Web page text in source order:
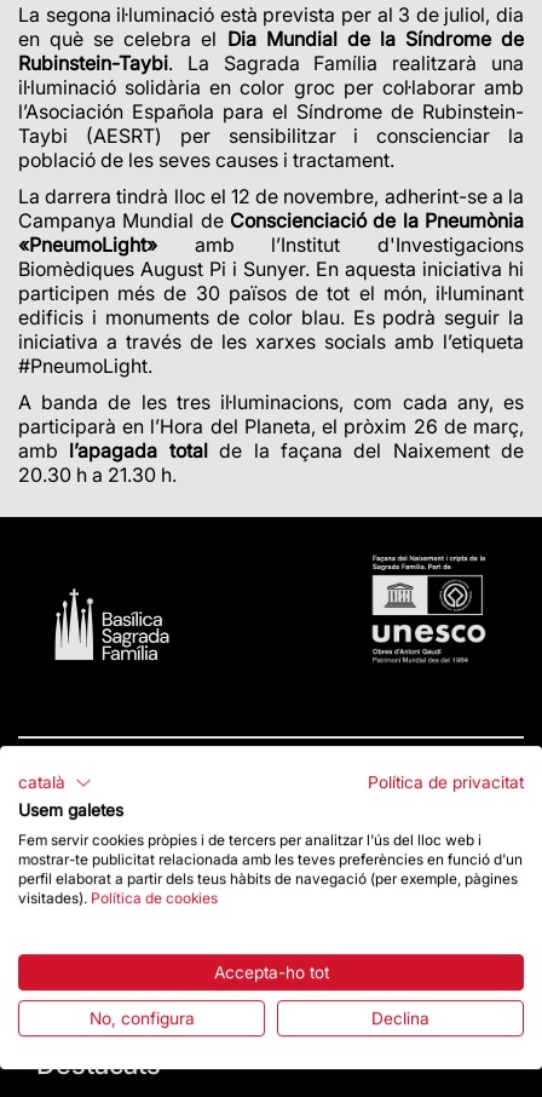
La segona il·luminació està prevista per al 3 de juliol, dia
en què se celebra el Dia Mundial de la Síndrome de
Rubinstein-Taybi. La Sagrada Família realitzarà una
il·luminació solidària en color groc per col·laborar amb
l’Asociación Española para el Síndrome de Rubinstein-
Taybi (AESRT) per sensibilitzar i conscienciar la
població de les seves causes i tractament.
La darrera tindrà lloc el 12 de novembre, adherint-se a la
Campanya Mundial de Conscienciació de la Pneumònia
«PneumoLight» amb l’Institut d'Investigacions
Biomèdiques August Pi i Sunyer. En aquesta iniciativa hi
participen més de 30 països de tot el món, il·luminant
edificis i monuments de color blau. Es podrà seguir la
iniciativa a través de les xarxes socials amb l’etiqueta
#PneumoLight.
A banda de les tres il·luminacions, com cada any, es
participarà en l’Hora del Planeta, el pròxim 26 de març,
amb l’apagada totalde la façana del Naixement de
20.30 h a 21.30 h.
Dona un impuls
Botiga
Destacats
català
Política de privacitat
Usem galetes
Fem servir cookies pròpies i de tercers per analitzar l'ús del lloc web i
mostrar-te publicitat relacionada amb les teves preferències en funció d'un
perfil elaborat a partir dels teus hàbits de navegació (per exemple, pàgines
visitades). Política de cookies
Accepta-ho tot
No, configura Declina